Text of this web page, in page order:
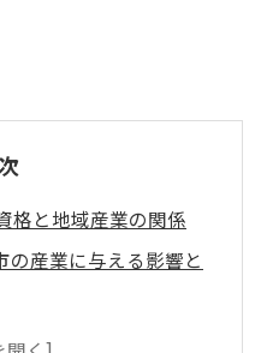
格と地域産業の関係
の産業に与える影響と
取得者の関わりを解説